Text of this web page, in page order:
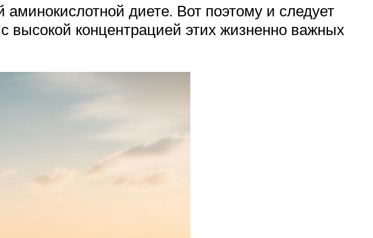
диете. Вот поэтому и следует
высокой концентрацией этих жизненно важных